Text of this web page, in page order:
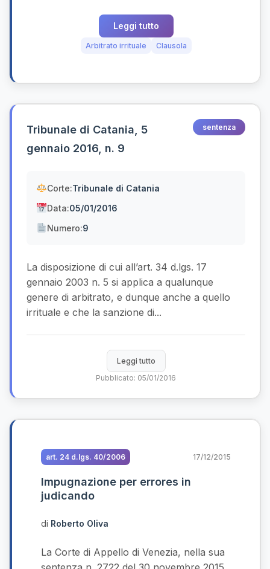
Leggi tutto
Arbitrato irrituale Clausola
Tribunale di Catania, 5
gennaio 2016, n. 9
sentenza
Corte:Tribunale di Catania
Data:05/01/2016
Numero:9
La disposizione di cui all’art. 34 d.lgs. 17
gennaio 2003 n. 5 si applica a qualunque
genere di arbitrato, e dunque anche a quello
irrituale e che la sanzione di...
Leggi tutto
Pubblicato: 05/01/2016
art. 24 d.lgs. 40/2006 17/12/2015
Impugnazione per errores in
judicando
di Roberto Oliva
La Corte di Appello di Venezia, nella sua